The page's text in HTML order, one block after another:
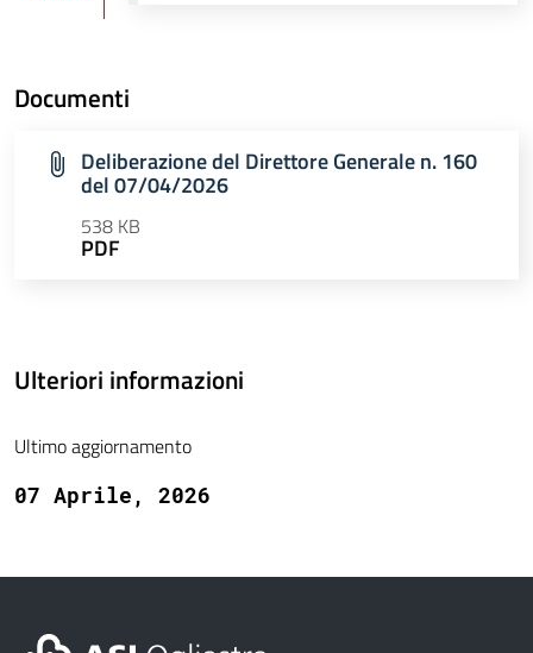
Documenti
Deliberazione del Direttore Generale n. 160
del 07/04/2026
538 KB
PDF
Ulteriori informazioni
Ultimo aggiornamento
07 Aprile, 2026